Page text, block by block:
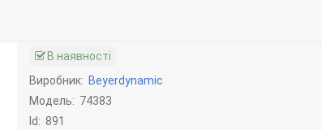
В наявності
Виробник: Beyerdynamic
Модель: 74383
Id: 891